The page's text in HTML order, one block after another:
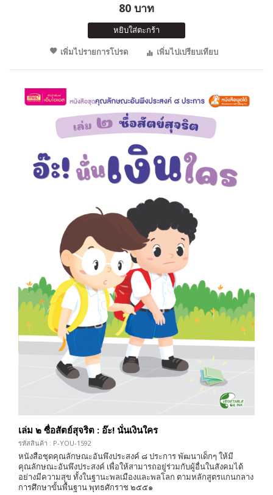
80 บาท
หยิบใส่ตะกร้า
เพิ่มไปรายการโปรด
เพิ่มไปเปรียบเทียบ
เล่ม ๒ ซื่อสัตย์สุจริต : อ๊ะ! นั่นเงินใคร
รหัสสินค้า : P-YOU-1592
หนังสือชุดคุณลักษณะอันพึงประสงค์ ๘ ประการ พัฒนาเด็กๆ ให้มี
คุณลักษณะอันพึงประสงค์ เพื่อให้สามารถอยู่ร่วมกับผู้อื่นในสังคมได้
อย่างมีความสุข ทั้งในฐานะพลเมืองและพลโลก ตามหลักสูตรแกนกลาง
การศึกษาขั้นพื้นฐาน พุทธศักราช ๒๕๕๑